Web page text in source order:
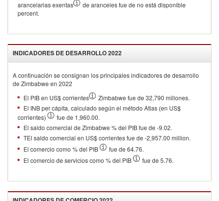
arancelarias exentas
de aranceles fue de no está disponible
percent.
INDICADORES DE DESARROLLO2022
A continuación se consignan los principales indicadores de desarrollo
de Zimbabwe en 2022
El PIB en US$ corrientes
Zimbabwe fue de 32,790 millones.
El INB per cápita, calculado según el método Atlas (en US$
corrientes)
fue de 1,960.00.
El saldo comercial de Zimbabwe % del PIB fue de -9.02.
TEl saldo comercial en US$ corrientes fue de -2,957.00 million.
El comercio como % del PIB
fue de 64.76.
El comercio de servicios como % del PIB
fue de 5.76.